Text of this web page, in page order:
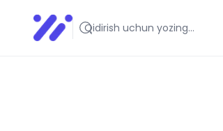
Infoedu
Ta&#039;lim xabarlari va yangiliklari